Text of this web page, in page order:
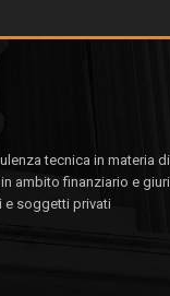
tecnica in materia
ambito finanziario e
e soggetti privati